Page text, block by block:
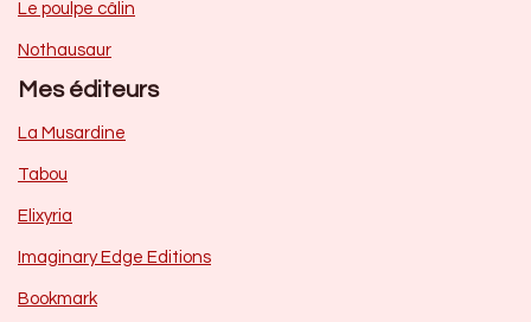
Le poulpe câlin
Nothausaur
Mes éditeurs
La Musardine
Tabou
Elixyria
Imaginary Edge Editions
Bookmark